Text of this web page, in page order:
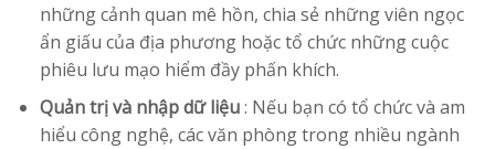
những cảnh quan mê hồn, chia sẻ những viên ngọc
ẩn giấu của địa phương hoặc tổ chức những cuộc
phiêu lưu mạo hiểm đầy phấn khích.
Quản trị và nhập dữ liệu: Nếu bạn có tổ chức và am
hiểu công nghệ, các văn phòng trong nhiều ngành